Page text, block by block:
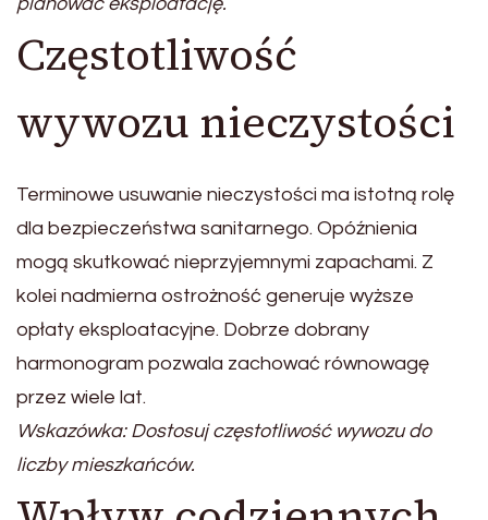
planować eksploatację.
Częstotliwość
wywozu nieczystości
Terminowe usuwanie nieczystości ma istotną rolę
dla bezpieczeństwa sanitarnego. Opóźnienia
mogą skutkować nieprzyjemnymi zapachami. Z
kolei nadmierna ostrożność generuje wyższe
opłaty eksploatacyjne. Dobrze dobrany
harmonogram pozwala zachować równowagę
przez wiele lat.
Wskazówka: Dostosuj częstotliwość wywozu do
liczby mieszkańców.